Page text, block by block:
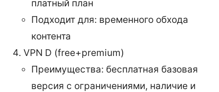
платный план
Подходит для: временного обхода
контента
VPN D (free+premium)
Преимущества: бесплатная базовая
версия с ограничениями, наличие и